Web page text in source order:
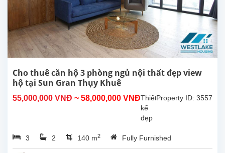
thiết
kế
đẹp
với 3
phòng
2
có tủ
tắm
đứng,...
Cho thuê căn hộ 3 phòng ngủ nội thất đẹp view
hộ tại Sun Gran Thụy Khuê
55,000,000 VNĐ ~ 58,000,000 VNĐ Property ID: 3557
Thiết
kế
đẹp
02
phòng
3 2 140 m2 Fully Furnished